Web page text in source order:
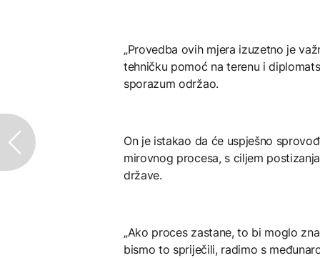
„Provedba ovih mjera izuzetno je
tehničku pomoć na terenu i
sporazum održao.
On je istakao da će uspješno
mirovnog procesa, s ciljem
države.
„Ako proces zastane, to bi moglo
bismo to spriječili, radimo s